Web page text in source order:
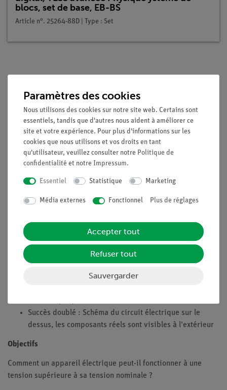
blocs, set de base, EB-BS
Article n°. 25264-88D | Type : Set
Description
Principe
Dans la première expérience, une introduction à ce sujet, la
fonction d'une résistance en série est expliquée comme
motivation pour l'examen quantitatif de la loi de la tension
dans les connexions en série.
Une variante de cette expérience d'introduction, basée sur
être la préparation d'un modèle d'une telle chaîne lumineuse
Avantages
Aucun câble de connexion supplémentaire n'est
nécessaire entre les blocs de construction - schéma clair
et installation rapide
Succès doublé : Schéma du circuit électrique sur le
dessus, les composants réels sont visibles à l'extérieur
Objectifs
Comment un appareil électrique peut-il fonctionner à une
tension supérieure à sa tension nominale ?
Paramètres des cookies
Nous utilisons des cookies sur notre site web. Certains sont
essentiels, tandis que d'autres nous aident à améliorer ce
site et votre expérience. Pour plus d'informations sur les
cookies que nous utilisons et vos droits en tant
qu'utilisateur, veuillez consulter notre Politique de
confidentialité et notre Impressum.
Essentiel Statistique Marketing
Média externes Fonctionnel Plus de réglages
Accepter tout
Refuser tout
Sauvergarder